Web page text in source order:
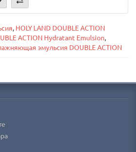
, HOLY LAND DOUBLE ACTION
ACTION Hydratant Emulsion,
эмульсия DOUBLE ACTION